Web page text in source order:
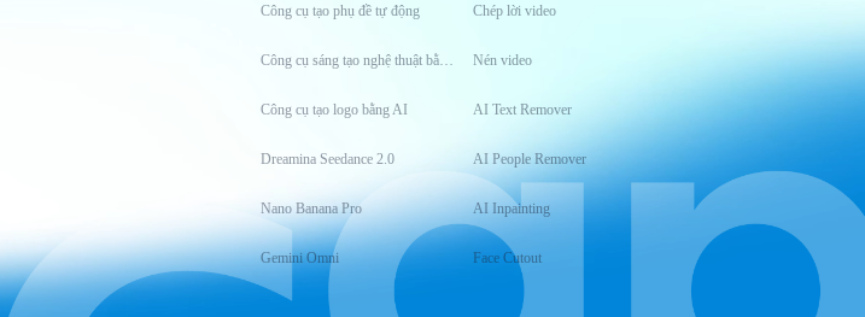
Công cụ tạo phụ đề tự động
Công cụ sáng tạo nghệ thuật bằng AI
Công cụ tạo logo bằng AI
Dreamina Seedance 2.0
Nano Banana Pro
Gemini Omni
Chép lời video
Nén video
AI Text Remover
AI People Remover
AI Inpainting
Face Cutout